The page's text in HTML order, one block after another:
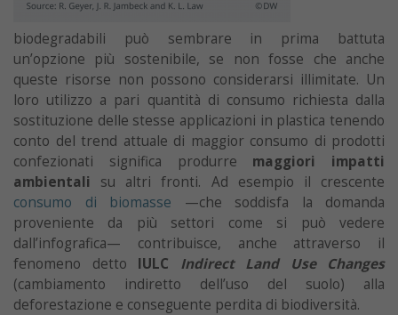
biodegradabili può sembrare in prima battuta
un’opzione più sostenibile, se non fosse che anche
queste risorse non possono considerarsi illimitate. Un
loro utilizzo a pari quantità di consumo richiesta dalla
sostituzione delle stesse applicazioni in plastica tenendo
conto del trend attuale di maggior consumo di prodotti
confezionati significa produrre maggiori impatti
ambientali su altri fronti. Ad esempio il crescente
consumo di biomasse —che soddisfa la domanda
proveniente da più settori come si può vedere
dall’infografica— contribuisce, anche attraverso il
fenomeno detto IULC Indirect Land Use Changes
(cambiamento indiretto dell’uso del suolo) alla
deforestazione e conseguente perdita di biodiversità.